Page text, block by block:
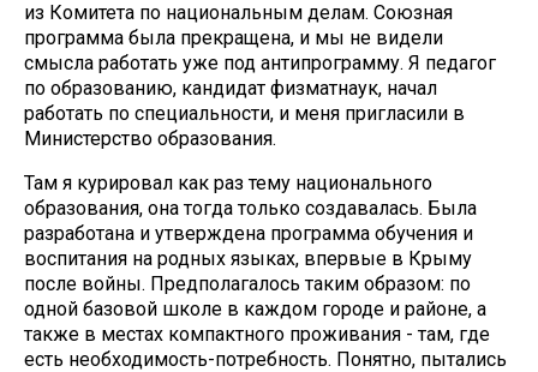
из Комитета по национальным делам. Союзная
программа была прекращена, и мы не видели
смысла работать уже под антипрограмму. Я педагог
по образованию, кандидат физматнаук, начал
работать по специальности, и меня пригласили в
Министерство образования.
Там я курировал как раз тему национального
образования, она тогда только создавалась. Была
разработана и утверждена программа обучения и
воспитания на родных языках, впервые в Крыму
после войны. Предполагалось таким образом: по
одной базовой школе в каждом городе и районе, а
также в местах компактного проживания - там, где
есть необходимость-потребность. Понятно, пытались